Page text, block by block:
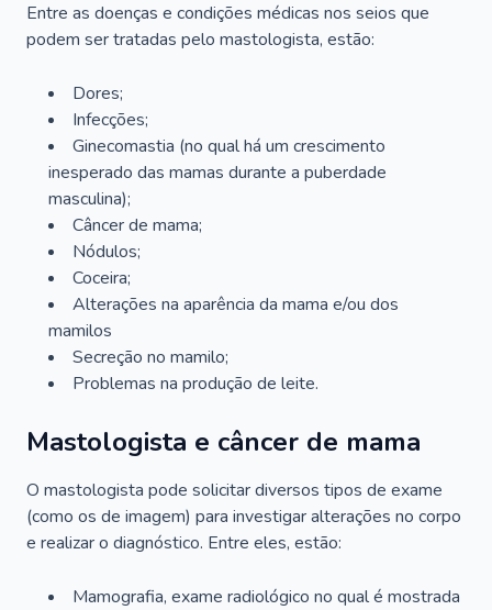
Entre as doenças e condições médicas nos seios que
podem ser tratadas pelo mastologista, estão:
Dores;
Infecções;
Ginecomastia (no qual há um crescimento
inesperado das mamas durante a puberdade
masculina);
Câncer de mama;
Nódulos;
Coceira;
Alterações na aparência da mama e/ou dos
mamilos
Secreção no mamilo;
Problemas na produção de leite.
Mastologista e câncer de mama
O mastologista pode solicitar diversos tipos de exame
(como os de imagem) para investigar alterações no corpo
e realizar o diagnóstico. Entre eles, estão:
Mamografia, exame radiológico no qual é mostrada